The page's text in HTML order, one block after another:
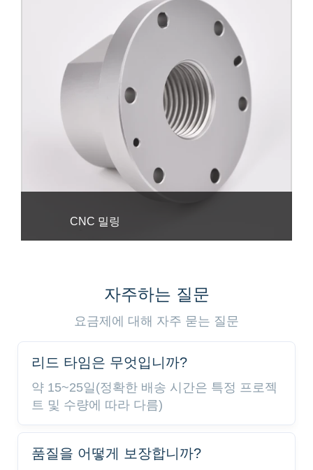
CNC 밀링
자주하는 질문
요금제에 대해 자주 묻는 질문
리드 타임은 무엇입니까?
약 15~25일(정확한 배송 시간은 특정 프로젝
트 및 수량에 따라 다름)
품질을 어떻게 보장합니까?